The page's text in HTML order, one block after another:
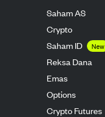
Saham AS
Crypto
Saham ID
New
Reksa Dana
Emas
Options
Crypto Futures